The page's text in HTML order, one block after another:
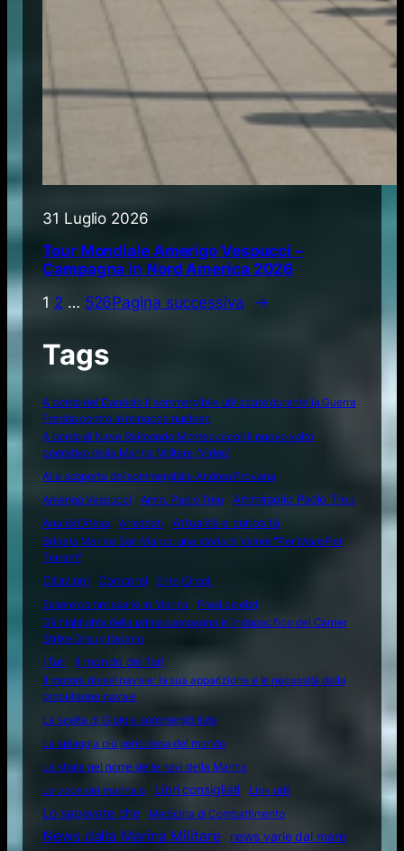
31 Luglio 2026
Tour Mondiale Amerigo Vespucci –
Campagna in Nord America 2026
1 2 … 526Pagina successiva →
Tags
A bordo del Dandolo il sommergibile utilizzato durante la Guerra
Fredda contro le minacce nucleari
A bordo di Nave Raimondo Montecuccoli il nuovo volto
operativo della Marina Militare (Video)
Alla scoperta del sommergibile Andrea Provana
Amerigo Vespucci
Amm. Paolo Treu
Ammiraglio Paolo Treu
Analisi Difesa
Aneddoti Attualità e curiosità
Brigata Marina San Marco: una storia di Valore "Per Mare Per
Terram"
Citazioni
Concorsi
Ente Circoli
Essere commissario in Marina
Frasi celebri
Gli highlights della prima campagna in Indopacifico del Carrier
Strike Group italiano
I fari
Il mondo dei fari
Il motore diesel navale: la sua apparizione e le necessità della
propulsione navale
La scelta di Giorgia sommergibilista
La spiaggia più pericolosa del mondo
La storia nel nome delle navi della Marina
La voce del marinaio
Libri consigliati Link utili
Lo sapevate che Medicina di Combattimento
News dalla Marina Militare
news varie dal mare